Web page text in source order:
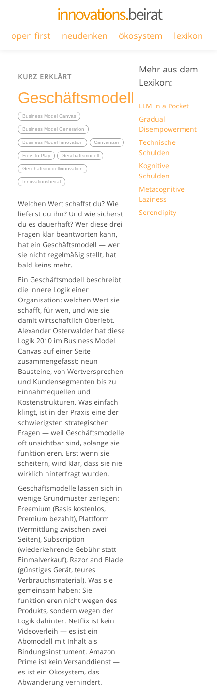
open first neudenken ökosystem lexikon
KURZ ERKLÄRT
Geschäftsmodell
Business Model Canvas
Business Model Generation
Business Model Innovation Canvanizer
Free-To-Play Geschäftsmodell
Geschäftsmodellinnovation
Innovationsbeirat
Welchen Wert schaffst du? Wie
lieferst du ihn? Und wie sicherst
du es dauerhaft? Wer diese drei
Fragen klar beantworten kann,
hat ein Geschäftsmodell — wer
sie nicht regelmäßig stellt, hat
bald keins mehr.
Ein Geschäftsmodell beschreibt
die innere Logik einer
Organisation: welchen Wert sie
schafft, für wen, und wie sie
damit wirtschaftlich überlebt.
Alexander Osterwalder hat diese
Logik 2010 im Business Model
Canvas auf einer Seite
zusammengefasst: neun
Bausteine, von Wertversprechen
und Kundensegmenten bis zu
Einnahmequellen und
Kostenstrukturen. Was einfach
klingt, ist in der Praxis eine der
schwierigsten strategischen
Fragen — weil Geschäftsmodelle
oft unsichtbar sind, solange sie
funktionieren. Erst wenn sie
scheitern, wird klar, dass sie nie
wirklich hinterfragt wurden.
Geschäftsmodelle lassen sich in
wenige Grundmuster zerlegen:
Freemium (Basis kostenlos,
Premium bezahlt), Plattform
(Vermittlung zwischen zwei
Seiten), Subscription
(wiederkehrende Gebühr statt
Einmalverkauf), Razor and Blade
(günstiges Gerät, teures
Verbrauchsmaterial). Was sie
gemeinsam haben: Sie
funktionieren nicht wegen des
Produkts, sondern wegen der
Logik dahinter. Netflix ist kein
Videoverleih — es ist ein
Abomodell mit Inhalt als
Bindungsinstrument. Amazon
Prime ist kein Versanddienst —
es ist ein Ökosystem, das
Abwanderung verhindert.
Mehr aus dem
Lexikon:
LLM in a Pocket
Gradual
Disempowerment
Technische
Schulden
Kognitive
Schulden
Metacognitive
Laziness
Serendipity